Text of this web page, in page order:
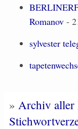
Romanov -
sylvester
» Archiv aller